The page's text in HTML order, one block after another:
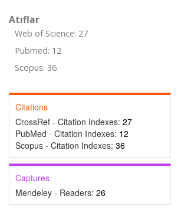
Atıflar
Web of Science: 27
Pubmed: 12
Scopus: 36
Citations
CrossRef - Citation Indexes: 27
PubMed - Citation Indexes: 12
Scopus - Citation Indexes: 36
Captures
Mendeley - Readers: 26